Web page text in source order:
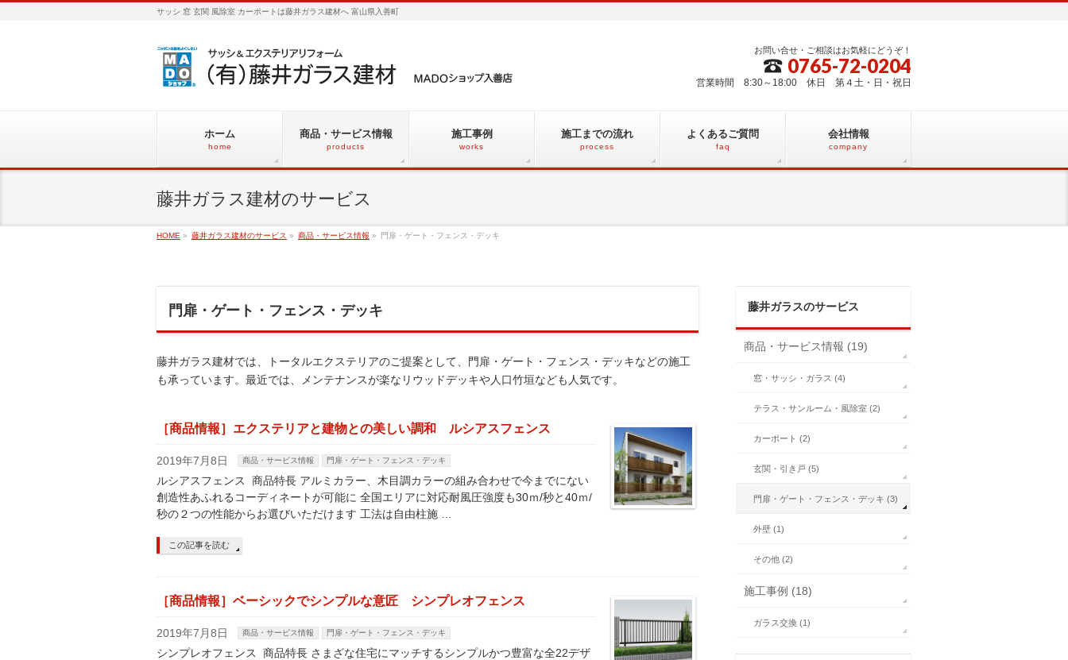
サッシ 窓 玄関 風除室 カーポートは藤井ガラス建材へ 富山県入善町
お問い合せ・ご相談はお気軽にどうぞ！
0765-72-0204
営業時間 8:30～18:00 休日 第４土・日・祝日
ホーム
home
商品・サービス情報
products
施工事例
works
施工までの流れ
process
よくあるご質問
faq
会社情報
company
藤井ガラス建材のサービス
HOME » 藤井ガラス建材のサービス » 商品・サービス情報 » 門扉・ゲート・フェンス・デッキ
門扉・ゲート・フェンス・デッキ
藤井ガラス建材では、トータルエクステリアのご提案として、門扉・ゲート・フェンス・デッキなどの施工
も承っています。最近では、メンテナンスが楽なリウッドデッキや人口竹垣なども人気です。
［商品情報］エクステリアと建物との美しい調和 ルシアスフェンス
2019年7月8日 商品・サービス情報 門扉・ゲート・フェンス・デッキ
ルシアスフェンス 商品特長 アルミカラー、木目調カラーの組み合わせで今までにない
創造性あふれるコーディネートが可能に 全国エリアに対応耐風圧強度も30ｍ/秒と40ｍ/
秒の２つの性能からお選びいただけます 工法は自由柱施 …
この記事を読む
［商品情報］ベーシックでシンプルな意匠 シンプレオフェンス
2019年7月8日 商品・サービス情報 門扉・ゲート・フェンス・デッキ
シンプレオフェンス 商品特長 さまざな住宅にマッチするシンプルかつ豊富な全22デザ
藤井ガラスのサービス
商品・サービス情報 (19)
窓・サッシ・ガラス (4)
テラス・サンルーム・風除室 (2)
カーポート (2)
玄関・引き戸 (5)
門扉・ゲート・フェンス・デッキ (3)
外壁 (1)
その他 (2)
施工事例 (18)
ガラス交換 (1)